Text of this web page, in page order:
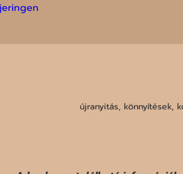
újranyitás, könnyítések,